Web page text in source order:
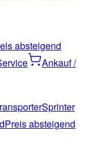
absteigend
Ankauf /
Sprinter
Preis absteigend